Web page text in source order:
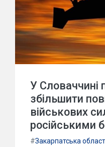
У Словаччині
збільшити
військових
російськими
#Закарпатська